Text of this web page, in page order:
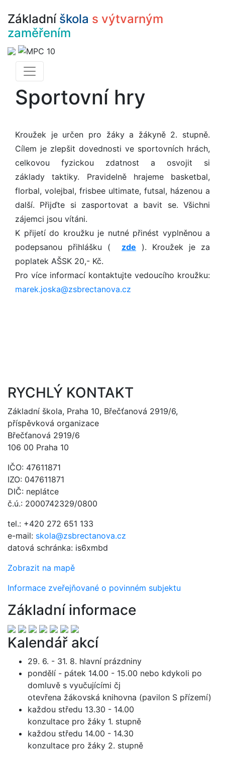
Základní škola s výtvarným
zaměřením
Sportovní hry
Kroužek je určen pro žáky a žákyně 2. stupně.
Cílem je zlepšit dovednosti ve sportovních hrách,
celkovou fyzickou zdatnost a osvojit si
základytaktiky. Pravidelně hrajeme basketbal,
florbal, volejbal, frisbee ultimate, futsal, házenou a
další. Přijďte si zasportovat a bavit se. Všichni
zájemci jsou vítáni.
K přijetí do kroužku je nutné přinést vyplněnou a
podepsanou přihlášku ( zde ). Kroužek je za
poplatek AŠSK 20,- Kč.
Pro více informací kontaktujte vedoucího kroužku:
marek.joska@zsbrectanova.cz
RYCHLÝ KONTAKT
Základní škola, Praha 10, Břečťanová 2919/6,
příspěvková organizace
Břečťanová 2919/6
106 00 Praha 10
IČO: 47611871
IZO: 047611871
DIČ: neplátce
č.ú.: 2000742329/0800
tel.: +420 272 651 133
e-mail: skola@zsbrectanova.cz
datová schránka: is6xmbd
Zobrazit na mapě
Informace zveřejňované o povinném subjektu
Základní informace
Kalendář akcí
29. 6. - 31. 8. hlavní prázdniny
pondělí - pátek 14.00 - 15.00 nebo kdykoli po
domluvě s vyučujícími čj
otevřena žákovská knihovna (pavilon S přízemí)
každou středu 13.30 - 14.00
konzultace pro žáky 1. stupně
každou středu 14.00 - 14.30
konzultace pro žáky 2. stupně